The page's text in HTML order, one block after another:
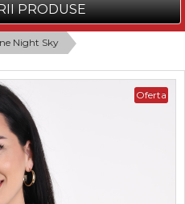
PRODUSE
Night Sky
Oferta